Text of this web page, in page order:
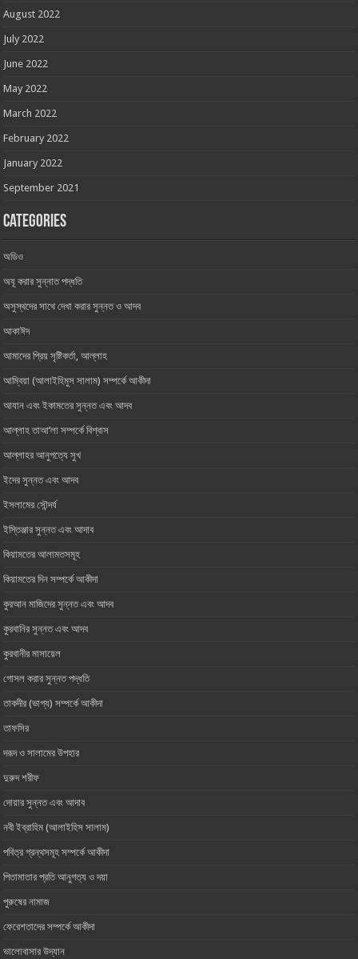
August 2022
July 2022
June 2022
May 2022
March 2022
February 2022
January 2022
September 2021
Categories
অডিও
অযূ করার সুন্নাত পদ্ধতি
অসুস্থদের সাথে দেখা করার সুন্নত ও আদব
আকাঈদ
আমাদের প্রিয় সৃষ্টিকর্তা, আল্লাহ ‎
আম্বিয়া (আলাইহিমুস সালাম) সম্পর্কে আকীদা
আযান এবং ইকামতের সুন্নত এবং আদব
আল্লাহ তাআ’লা সম্পর্কে বিশ্বাস
আল্লাহর আনুগত্যে সুখ
ইদের সুন্নত এবং আদব
ইসলামের সৌন্দর্য
ইস্তিঞ্জার সুন্নত এবং আদাব
কিয়ামতের আলামতসমূহ
কিয়ামতের দিন সম্পর্কে আকীদা
কুরআন মাজিদের সুন্নত এবং আদব
কুরবানির সুন্নত এবং আদব
কুরবানীর মাসায়েল
গোসল করার সুন্নত পদ্ধতি
তাকদীর (ভাগ্য) সম্পর্কে আকীদা
তাফসির
দরূদ ও সালামের উপহার
দুরুদ শরীফ
দোয়ার সুন্নত এবং আদাব
নবী ইব্রাহিম (আলাইহিস সালাম)
পবিত্র গ্রন্থসমূহ সম্পর্কে আকীদা
পিতামাতার প্রতি আনুগত্য ও ‎দয়া
পুরুষের নামাজ
ফেরেশতাদের সম্পর্কে আকীদা
ভালোবাসার ‎উদ্যান